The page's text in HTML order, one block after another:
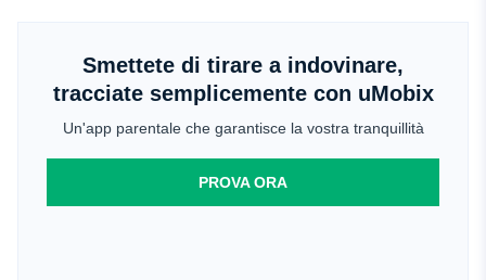
Smettete di tirare a indovinare,
tracciate semplicemente con uMobix
Un'app parentale che garantisce la vostra tranquillità
PROVA ORA